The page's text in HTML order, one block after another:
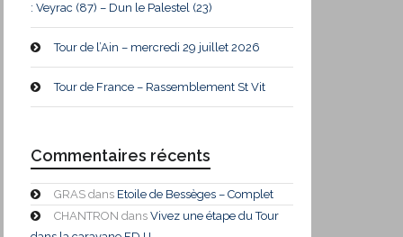
: Veyrac (87) – Dun le Palestel (23)
Tour de l’Ain – mercredi 29 juillet 2026
Tour de France – Rassemblement St Vit
Commentaires récents
GRAS dans Etoile de Bessèges – Complet
CHANTRON dans Vivez une étape du Tour